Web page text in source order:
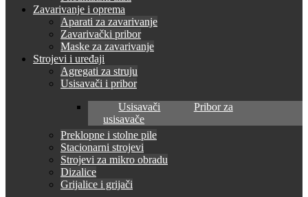
Zavarivanje i oprema
Aparati za zavarivanje
Zavarivački pribor
Maske za zavarivanje
Strojevi i uređaji
Agregati za struju
Usisavači i pribor
Usisavači
Pribor za
usisavače
Preklopne i stolne pile
Stacionarni strojevi
Strojevi za mikro obradu
Dizalice
Grijalice i grijači